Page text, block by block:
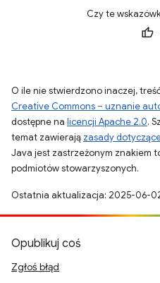
Czy te
O ile nie stwierdzono inaczej,
Creative Commons – uznanie
dostępne na licencji Apache 2.0.
temat zawierają zasady
Java jest zastrzeżonym znakiem
podmiotów stowarzyszonych.
Ostatnia aktualizacja: 2025-06-
Opublikuj coś
Zgłoś błąd